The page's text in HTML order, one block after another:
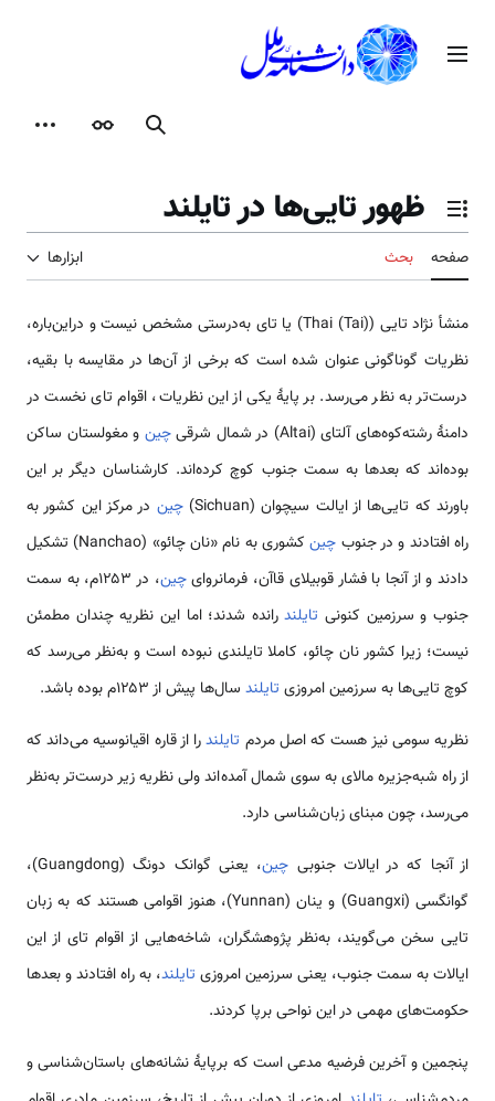
محتوامنوی اصلی
جستجوظاهر
تغییر وضعیت فهرست محتویات
ظهور تایی‌ها در تایلند
صفحه بحث ابزارها
منشأ نژاد تایی (Thai (Tai)) یا تای به‌درستی مشخص نیست و دراین‌باره،
نظریات گوناگونی عنوان شده است که برخی از آن‌ها در مقایسه با بقیه،
درست‌تر به نظر می‌رسد. بر پایهٔ یکی از این نظریات، اقوام تای نخست در
دامنهٔ رشته‌کوه‌های آلتای (Altai) در شمال شرقی
چین و مغولستان ساکن
بوده‌اند که بعدها به سمت جنوب کوچ کرده‌اند. کارشناسان دیگر بر این
باورند که تایی‌ها از ایالت سیچوان (Sichuan)
چین در مرکز این کشور به
راه افتادند و در جنوب چین
کشوری به نام «نان چائو» (Nanchao) تشکیل
دادند و از آنجا با فشار قوبیلای قاآن، فرمانروایچین
، در ۱۲۵۳م، به سمت
جنوب و سرزمین کنونی تایلندرانده‌ شدند؛ اما این نظریه چندان مطمئن
نیست؛ زیرا کشور نان چائو، کاملا تایلندی نبوده است و به‌نظر می‌رسد که
کوچ تایی‌ها به سرزمین امروزی تایلند سال‌ها پیش از ۱۲۵۳م بوده باشد.
نظریه سومی نیز هست که اصل مردم تایلندرا از قاره اقیانوسیه می‌داند که
از راه شبه‌جزیره مالای به سوی شمال آمده‌اند ولی نظریه زیر درست‌تر به‌نظر
می‌رسد، چون مبنای زبان‌شناسی دارد.
از آنجا که در ایالات جنوبی چین
، یعنی گوانک دونگ (Guangdong)،
گوانگسی (Guangxi) و ینان (Yunnan)، هنوز اقوامی هستند که به زبان
تایی سخن می‌گویند، به‌نظر پژوهشگران، شاخه‌هایی از اقوام تای از این
ایالات به سمت جنوب، یعنی سرزمین امروزی تایلند، به راه افتادند و بعدها
حکومت‌های مهمی در این نواحی برپا کردند.
پنجمین و آخرین فرضیه مدعی است که برپایهٔ نشانه‌های باستان‌شناسی و